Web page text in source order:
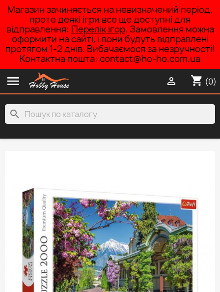
Магазин зачиняється на невизначений період,
проте деякі ігри все ще доступні для
відправлення: Перелік ігор. Замовлення можна
оформити на сайті, і вони будуть відправлені
протягом 1-2 днів. Вибачаємося за незручності!
Контактна пошта: contact@ho-ho.com.ua
 shopping_cart (0)

search